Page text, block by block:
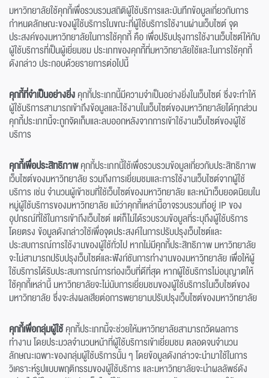
มหาวิทยาลัยใช้คุกกี้เพื่อรวบรวมสถิติผู้ใช้บริการและบันทึกข้อมูลเกี่ยวกับการ
กำหนดลักษณะของผู้ใช้บริการในขณะที่ผู้ใช้บริการใช้งานผ่านเว็บไซต์ จุด
ประสงค์ของมหาวิทยาลัยในการใช้คุกกี้ คือ เพื่อปรับปรุงการใช้งานเว็บไซต์ให้กับ
ผู้ใช้บริการที่เป็นผู้เยี่ยมชม ประเภทของคุกกี้ที่มหาวิทยาลัยใช้และในการใช้คุกกี้
ดังกล่าว ประกอบด้วยรายการต่อไปนี้
คุกกี้ที่จำเป็นอย่างยิ่งคุกกี้ประเภทนี้มีความจำเป็นอย่างยิ่งในเว็บไซต์ ซึ่งจะทำให้
ผู้ใช้บริการสามารถเข้าถึงข้อมูลและใช้งานในเว็บไซต์ของมหาวิทยาลัยได้ทุกส่วน
คุกกี้ประเภทนี้จะถูกจัดเก็บและลบออกหลังจากการเข้าใช้งานเว็บไซต์ของผู้ใช้
บริการ
คุกกี้เพื่อประสิทธิภาพคุกกี้ประเภทนี้ใช้เพื่อรวบรวมข้อมูลเกี่ยวกับประสิทธิภาพ
เว็บไซต์ของมหาวิทยาลัย รวมถึงการเยี่ยมชมและการใช้งานเว็บไซต์จากผู้ใช้
บริการ เช่น จำนวนผู้เข้าชมที่ใช้เว็บไซต์ของมหาวิทยาลัย และหน้าเว็บยอดนิยมใน
หมู่ผู้ใช้บริการของมหาวิทยาลัย แม้ว่าคุกกี้เหล่านี้อาจรวบรวมที่อยู่ IP ของ
อุปกรณ์ที่ใช้ในการเข้าถึงเว็บไซต์ แต่ก็ไม่ได้รวบรวมข้อมูลที่ระบุถึงผู้ใช้บริการ
โดยตรง ข้อมูลดังกล่าวใช้เพื่อจุดประสงค์ในการปรับปรุงเว็บไซต์และ
ประสบการณ์การใช้งานของผู้ใช้ทั่วไป หากไม่มีคุกกี้ประสิทธิภาพ มหาวิทยาลัย
จะไม่สามารถปรับปรุงเว็บไซต์และฟังก์ชันการทำงานของมหาวิทยาลัย เพื่อให้ผู้
ใช้บริการได้รับประสบการณ์การท่องเว็บที่ดีที่สุด หากผู้ใช้บริการไม่อนุญาตให้
ใช้คุกกี้เหล่านี้ มหาวิทยาลัยจะไม่นับการเยี่ยมชมของผู้ใช้บริการในเว็บไซต์ของ
มหาวิทยาลัย ซึ่งจะส่งผลเสียต่อการพยายามปรับปรุงเว็บไซต์ของมหาวิทยาลัย
คุกกี้เพื่อกลุ่มผู้ใช้คุกกี้ประเภทนี้จะช่วยให้มหาวิทยาลัยสามารถวัดผลการ
ทำงาน โดยประมวลจำนวนหน้าที่ผู้ใช้บริการเข้าเยี่ยมชม ตลอดจนจำนวน
ลักษณะเฉพาะของกลุ่มผู้ใช้บริการนั้น ๆ โดยข้อมูลดังกล่าวจะนำมาใช้ในการ
วิเคราะห์รูปแบบพฤติกรรมของผู้ใช้บริการ และมหาวิทยาลัยจะนำผลลัพธ์ดัง